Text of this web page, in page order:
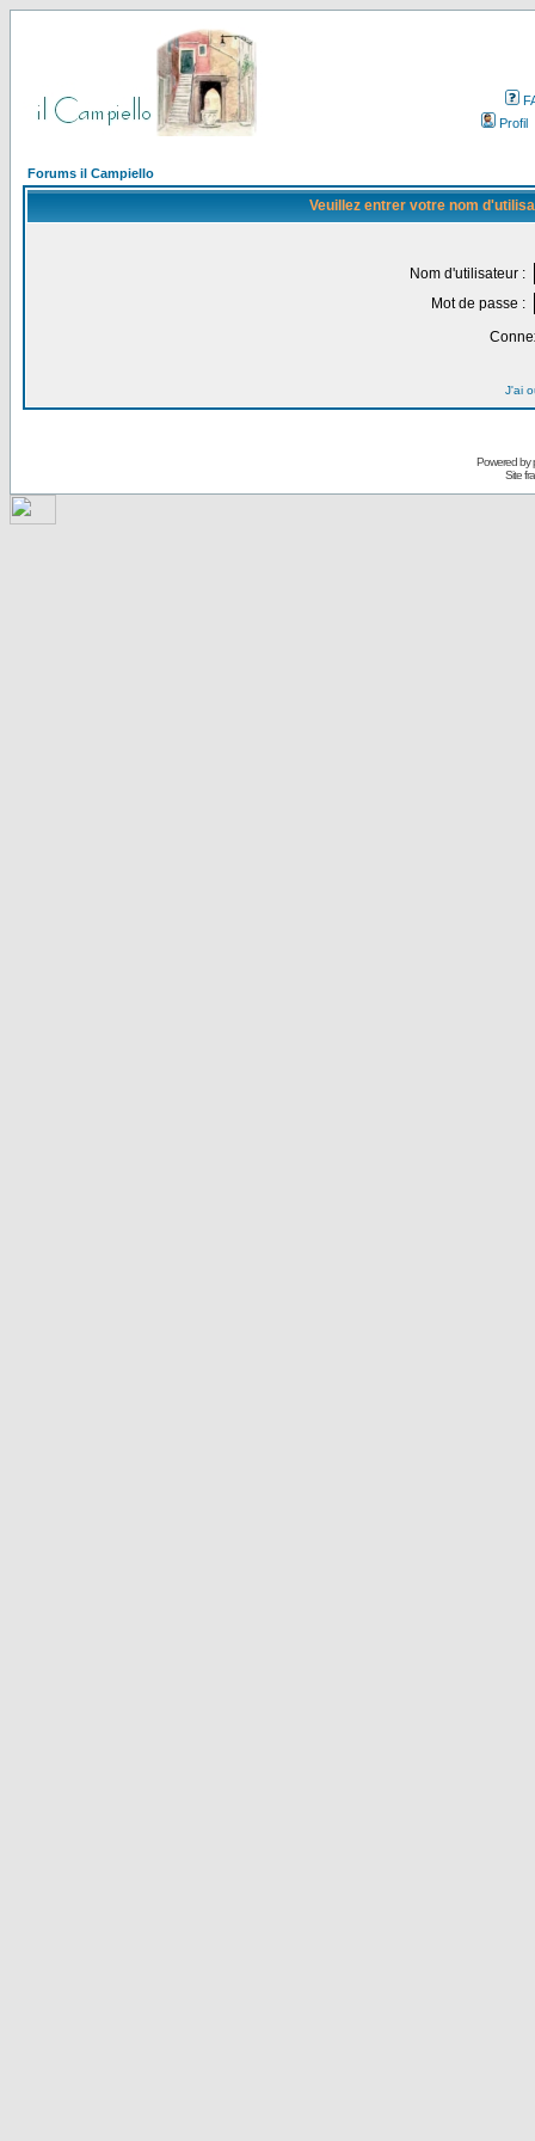
Profil
Forums il Campiello
Veuillez entrer votre nom
Nom d'utilisateur :
Mot de passe :
J'ai
Powered by
Site